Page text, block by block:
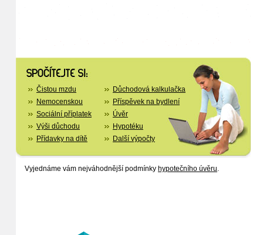
Čistou mzdu
Nemocenskou
Sociální příplatek
Výši důchodu
Přídavky na dítě
Důchodová kalkulačka
Příspěvek na bydlení
Úvěr
Hypotéku
Další výpočty
Vyjednáme vám nejváhodnější podmínky hypotečního úvěru.